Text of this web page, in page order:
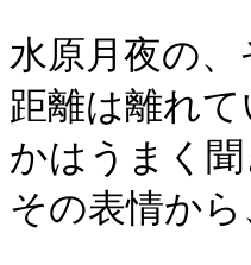
水原月夜の
距離は離れ
かはうまく
その表情か